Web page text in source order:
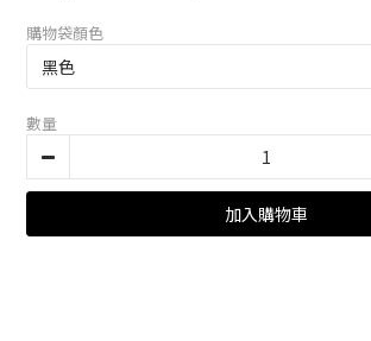
購物袋顏色
數量
加入購物車